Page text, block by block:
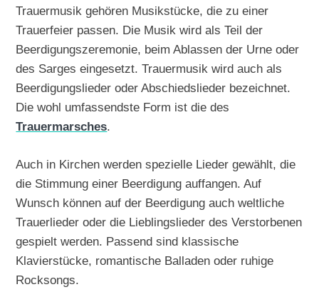
Trauermusik gehören Musikstücke, die zu einer
Trauerfeier passen. Die Musik wird als Teil der
Beerdigungszeremonie, beim Ablassen der Urne oder
des Sarges eingesetzt. Trauermusik wird auch als
Beerdigungslieder oder Abschiedslieder bezeichnet.
Die wohl umfassendste Form ist die des
Trauermarsches.
Auch in Kirchen werden spezielle Lieder gewählt, die
die Stimmung einer Beerdigung auffangen. Auf
Wunsch können auf der Beerdigung auch weltliche
Trauerlieder oder die Lieblingslieder des Verstorbenen
gespielt werden. Passend sind klassische
Klavierstücke, romantische Balladen oder ruhige
Rocksongs.